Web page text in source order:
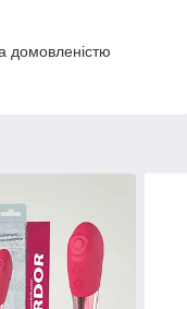
домовленістю